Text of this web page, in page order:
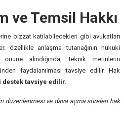
ve Temsil Hakkı
bizzat katılabilecekleri gibi avukatları
özellikle anlaşma tutanağının hukuki
alındığında, teknik metinlerin
faydalanılması tavsiye edilir. Hak
destek tavsiye edilir.
düzenlenmesi ve dava açma süreleri hak